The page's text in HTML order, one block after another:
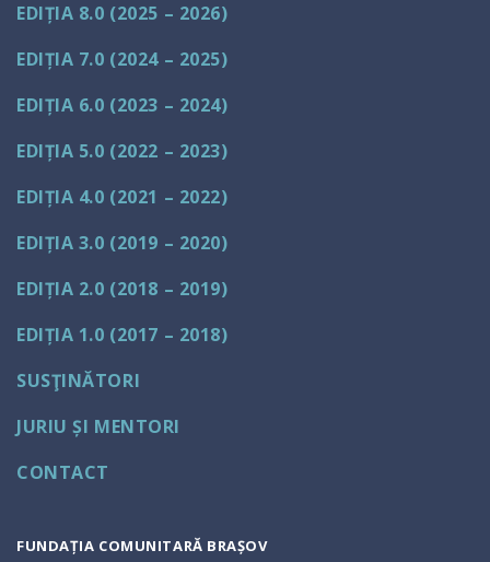
EDIȚIA 8.0 (2025 – 2026)
EDIȚIA 7.0 (2024 – 2025)
EDIȚIA 6.0 (2023 – 2024)
EDIȚIA 5.0 (2022 – 2023)
EDIȚIA 4.0 (2021 – 2022)
EDIȚIA 3.0 (2019 – 2020)
EDIȚIA 2.0 (2018 – 2019)
EDIȚIA 1.0 (2017 – 2018)
SUSŢINĂTORI
JURIU ȘI MENTORI
CONTACT
FUNDAȚIA COMUNITARĂ BRAȘOV